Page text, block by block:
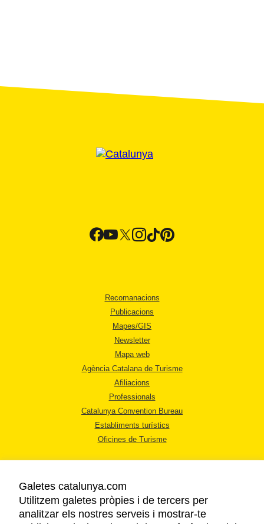
Recomanacions
Publicacions
Mapes/GIS
Newsletter
Mapa web
Agència Catalana de Turisme
Afiliacions
Professionals
Catalunya Convention Bureau
Establiments turístics
Oficines de Turisme
AVÍS LEGAL
Galetes catalunya.com
Utilitzem galetes pròpies i de tercers per
analitzar els nostres serveis i mostrar-te